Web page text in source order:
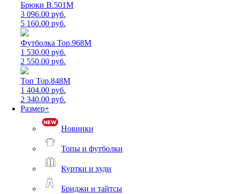
Брюки B.501M
3 096.00 руб.
5 160.00 руб.
Футболка Top.968M
1 530.00 руб.
2 550.00 руб.
Топ Top.848M
1 404.00 руб.
2 340.00 руб.
Размер+
Новинки
Топы и футболки
Куртки и худи
Бриджи и тайтсы